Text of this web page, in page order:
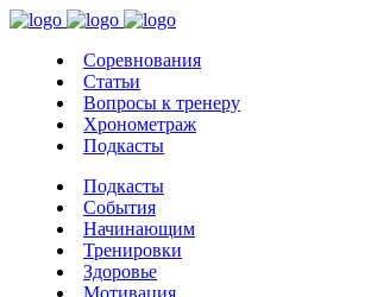
Соревнования
Статьи
Вопросы к тренеру
Хронометраж
Подкасты
Подкасты
События
Начинающим
Тренировки
Здоровье
Мотивация